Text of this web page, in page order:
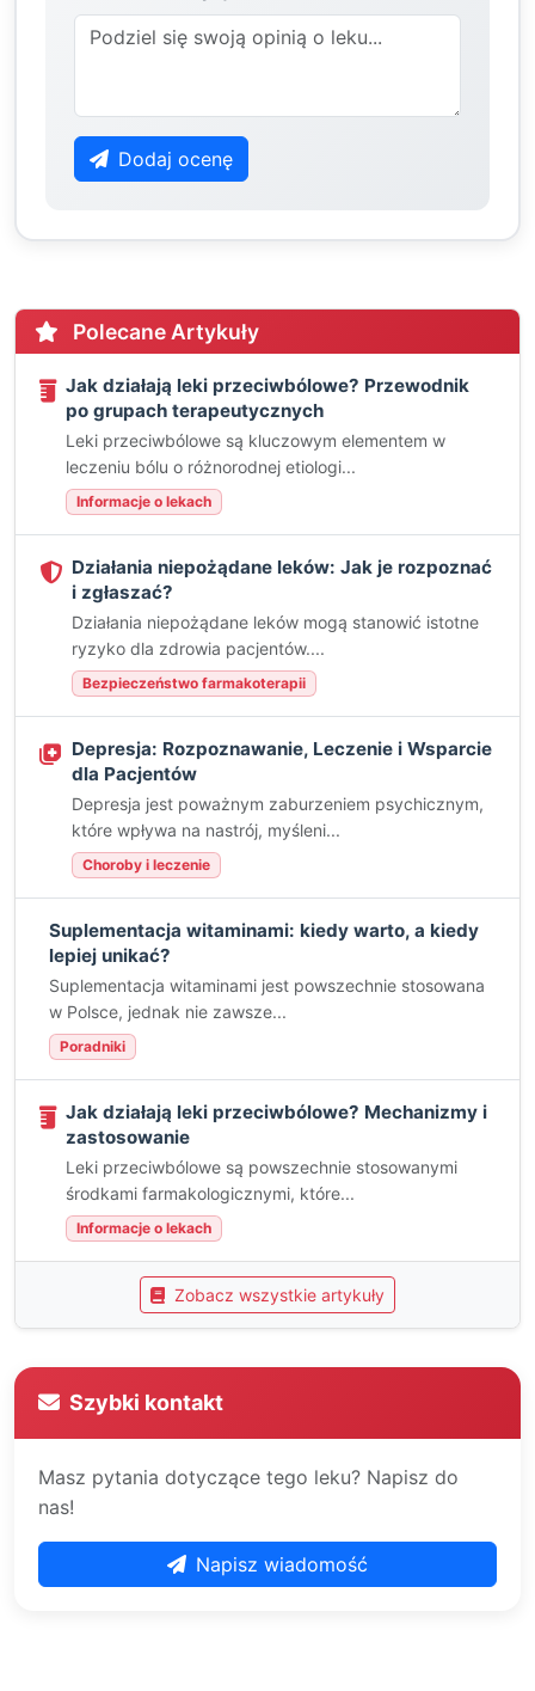
Dodaj ocenę
Polecane Artykuły
Jak działają leki przeciwbólowe? Przewodnik
po grupach terapeutycznych
Leki przeciwbólowe są kluczowym elementem w
leczeniu bólu o różnorodnej etiologi...
Informacje o lekach
Działania niepożądane leków: Jak je rozpoznać
i zgłaszać?
Działania niepożądane leków mogą stanowić istotne
ryzyko dla zdrowia pacjentów....
Bezpieczeństwo farmakoterapii
Depresja: Rozpoznawanie, Leczenie i Wsparcie
dla Pacjentów
Depresja jest poważnym zaburzeniem psychicznym,
które wpływa na nastrój, myśleni...
Choroby i leczenie
Suplementacja witaminami: kiedy warto, a kiedy
lepiej unikać?
Suplementacja witaminami jest powszechnie stosowana
w Polsce, jednak nie zawsze...
Poradniki
Jak działają leki przeciwbólowe? Mechanizmy i
zastosowanie
Leki przeciwbólowe są powszechnie stosowanymi
środkami farmakologicznymi, które...
Informacje o lekach
Zobacz wszystkie artykuły
Szybki kontakt
Masz pytania dotyczące tego leku? Napisz do
nas!
Napisz wiadomość